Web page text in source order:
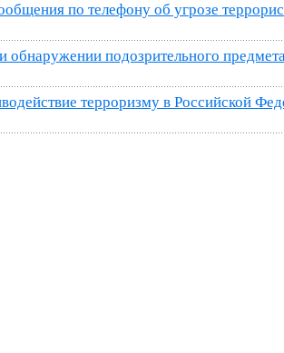
по телефону об угрозе
обнаружении подозрительного
терроризму в Российской